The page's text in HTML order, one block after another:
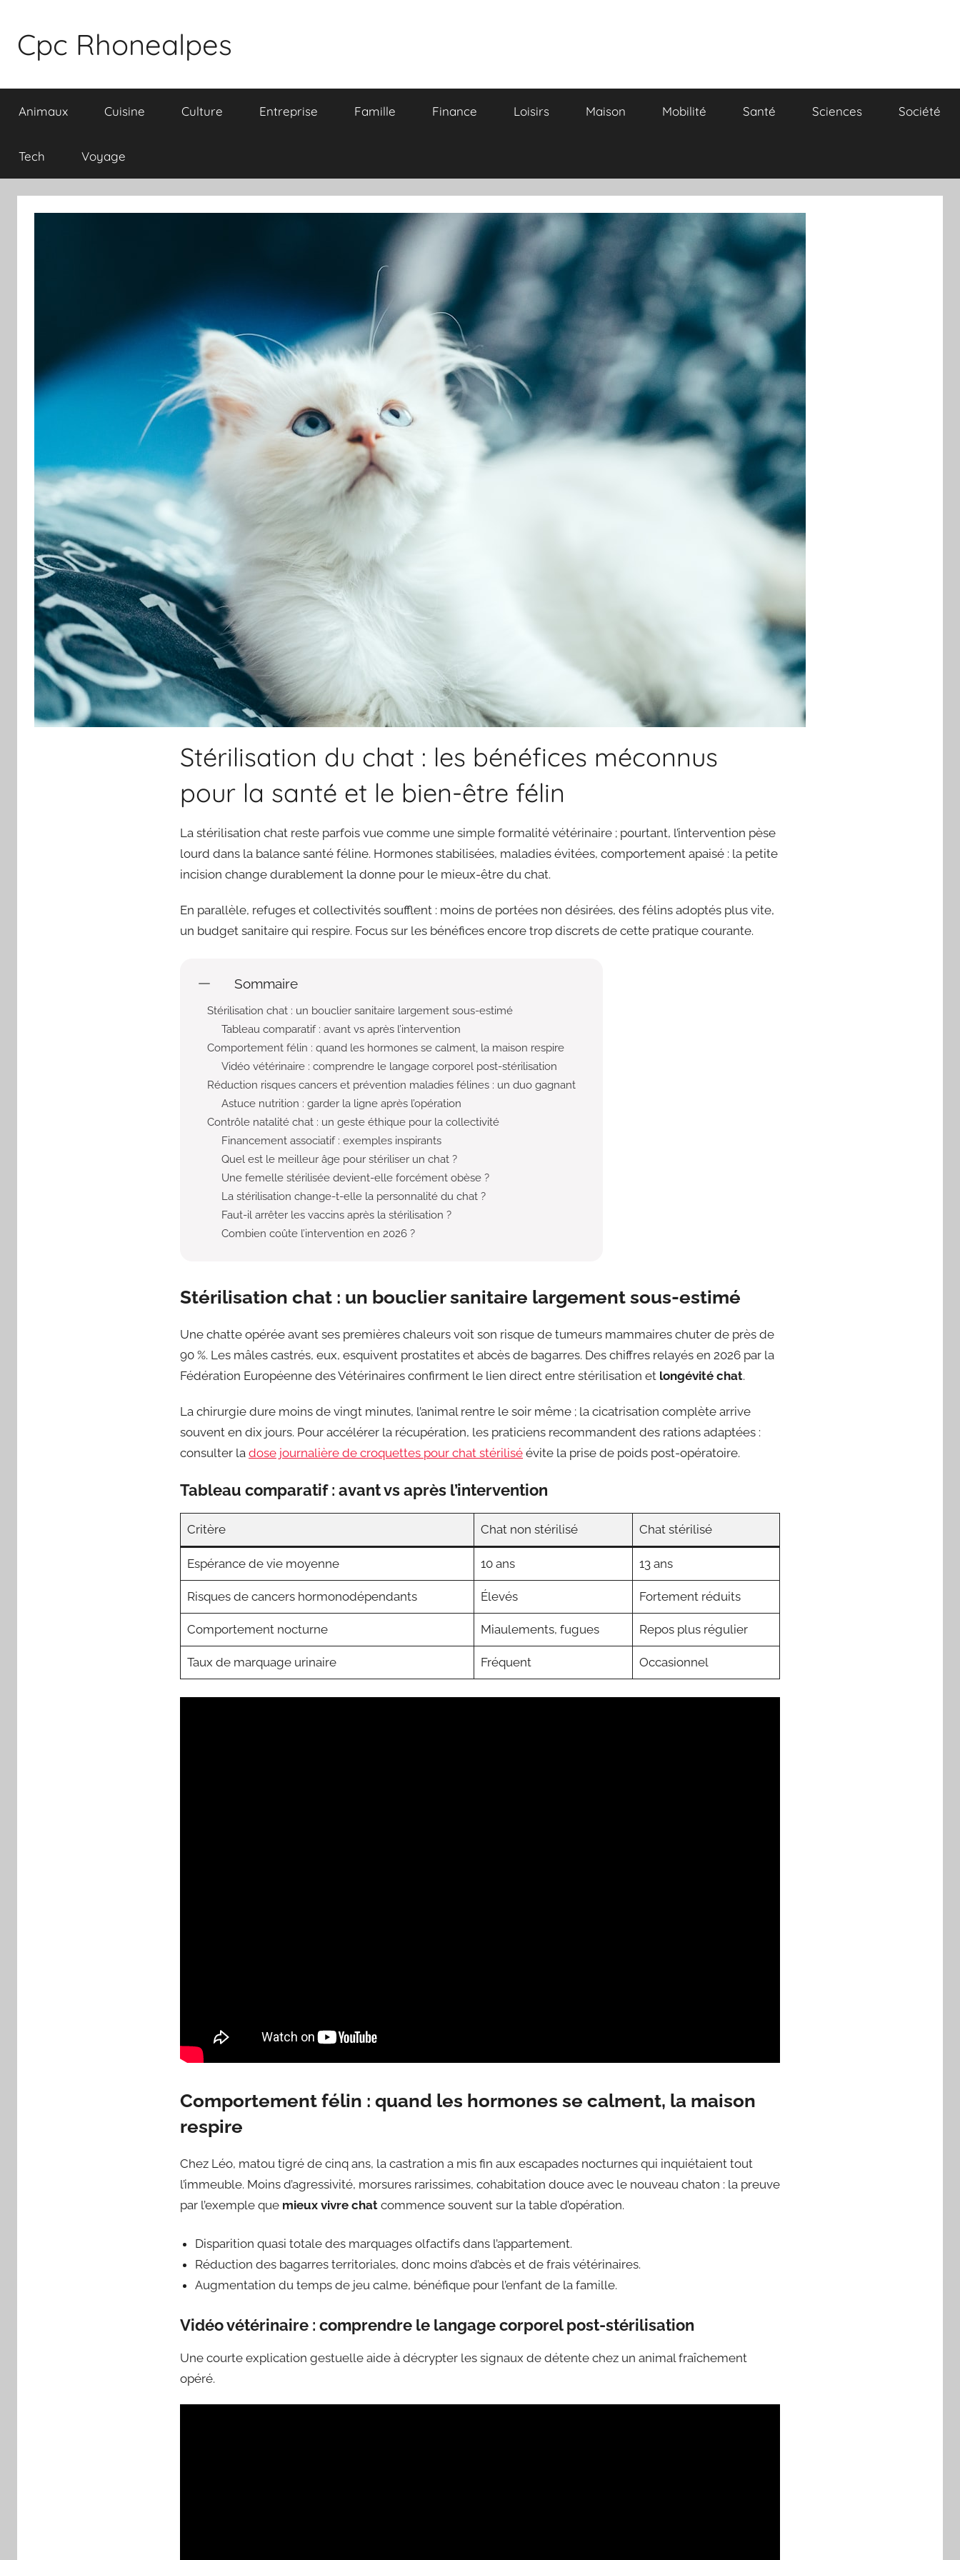
contenu
Cpc Rhonealpes
Animaux Cuisine Culture Entreprise Famille Finance Loisirs Maison Mobilité Santé Sciences Société
Tech Voyage
Stérilisation du chat : les bénéfices méconnus
pour la santé et le bien-être félin
La stérilisation chat reste parfois vue comme une simple formalité vétérinaire ; pourtant, l’intervention pèse
lourd dans la balance santé féline. Hormones stabilisées, maladies évitées, comportement apaisé : la petite
incision change durablement la donne pour le mieux-être du chat.
En parallèle, refuges et collectivités soufflent : moins de portées non désirées, des félins adoptés plus vite,
un budget sanitaire qui respire. Focus sur les bénéfices encore trop discrets de cette pratique courante.
Sommaire
Stérilisation chat : un bouclier sanitaire largement sous-estimé
Tableau comparatif : avant vs après l’intervention
Comportement félin : quand les hormones se calment, la maison respire
Vidéo vétérinaire : comprendre le langage corporel post-stérilisation
Réduction risques cancers et prévention maladies félines : un duo gagnant
Astuce nutrition : garder la ligne après l’opération
Contrôle natalité chat : un geste éthique pour la collectivité
Financement associatif : exemples inspirants
Quel est le meilleur âge pour stériliser un chat ?
Une femelle stérilisée devient-elle forcément obèse ?
La stérilisation change-t-elle la personnalité du chat ?
Faut-il arrêter les vaccins après la stérilisation ?
Combien coûte l’intervention en 2026 ?
Stérilisation chat : un bouclier sanitaire largement sous-estimé
Une chatte opérée avant ses premières chaleurs voit son risque de tumeurs mammaires chuter de près de
90 %. Les mâles castrés, eux, esquivent prostatites et abcès de bagarres. Des chiffres relayés en 2026 par la
Fédération Européenne des Vétérinaires confirment le lien direct entre stérilisation et longévité chat.
La chirurgie dure moins de vingt minutes, l’animal rentre le soir même ; la cicatrisation complète arrive
souvent en dix jours. Pour accélérer la récupération, les praticiens recommandent des rations adaptées :
consulter la dose journalière de croquettes pour chat stérilisé évite la prise de poids post-opératoire.
Tableau comparatif : avant vs après l’intervention
Critère Chat non stérilisé Chat stérilisé
Espérance de vie moyenne 10 ans 13 ans
Risques de cancers hormonodépendants Élevés Fortement réduits
Comportement nocturne Miaulements, fugues Repos plus régulier
Taux de marquage urinaire Fréquent Occasionnel
Comportement félin : quand les hormones se calment, la maison
respire
Chez Léo, matou tigré de cinq ans, la castration a mis fin aux escapades nocturnes qui inquiétaient tout
l’immeuble. Moins d’agressivité, morsures rarissimes, cohabitation douce avec le nouveau chaton : la preuve
par l’exemple que mieux vivre chat commence souvent sur la table d’opération.
Disparition quasi totale des marquages olfactifs dans l’appartement.
Réduction des bagarres territoriales, donc moins d’abcès et de frais vétérinaires.
Augmentation du temps de jeu calme, bénéfique pour l’enfant de la famille.
Vidéo vétérinaire : comprendre le langage corporel post-stérilisation
Une courte explication gestuelle aide à décrypter les signaux de détente chez un animal fraîchement
opéré.